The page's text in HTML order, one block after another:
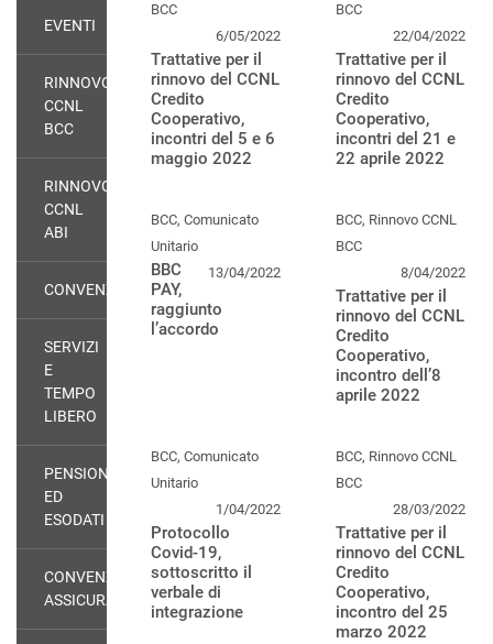
EVENTI
RINNOVO
CCNL
BCC
RINNOVO
CCNL
ABI
CONVENZIONI
SERVIZI
E
TEMPO
LIBERO
PENSIONATI
ED
ESODATI
CONVENZIONI
ASSICURATIVE
BCC
6/05/2022
Trattative per il
rinnovo del CCNL
Credito
Cooperativo,
incontri del 5 e 6
maggio 2022
BCC
22/04/2022
Trattative per il
rinnovo del CCNL
Credito
Cooperativo,
incontri del 21 e
22 aprile 2022
BCC, Comunicato
Unitario
13/04/2022
BBC
PAY,
raggiunto
l’accordo
BCC, Rinnovo CCNL
BCC
8/04/2022
Trattative per il
rinnovo del CCNL
Credito
Cooperativo,
incontro dell’8
aprile 2022
BCC, Comunicato
Unitario
1/04/2022
Protocollo
Covid-19,
sottoscritto il
verbale di
integrazione
BCC, Rinnovo CCNL
BCC
28/03/2022
Trattative per il
rinnovo del CCNL
Credito
Cooperativo,
incontro del 25
marzo 2022